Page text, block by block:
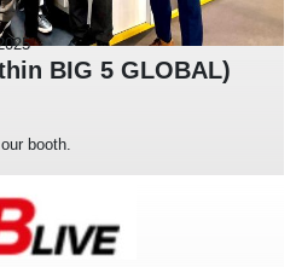
BIG 5 GLOBAL)
booth.